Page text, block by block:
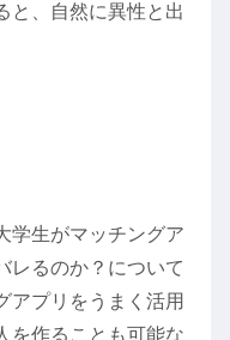
と、自然に異性と出
学生がマッチングア
レるのか？について
アプリをうまく活用
を作ることも可能な